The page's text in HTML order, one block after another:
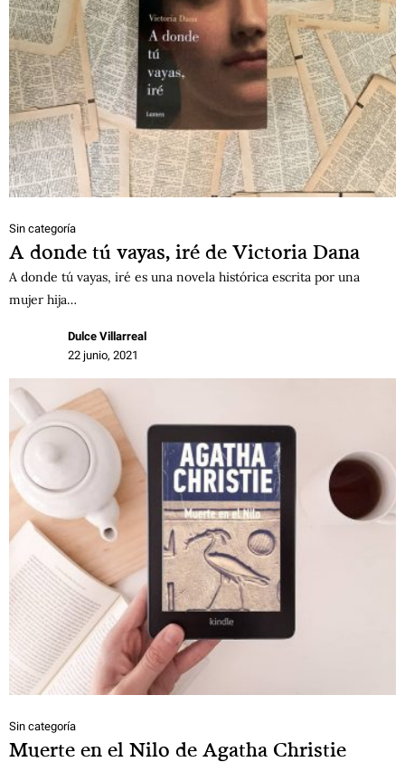
Sin categoría
A donde tú vayas, iré de Victoria Dana
A donde tú vayas, iré es una novela histórica escrita por una
mujer hija…
Dulce Villarreal
22 junio, 2021
Sin categoría
Muerte en el Nilo de Agatha Christie